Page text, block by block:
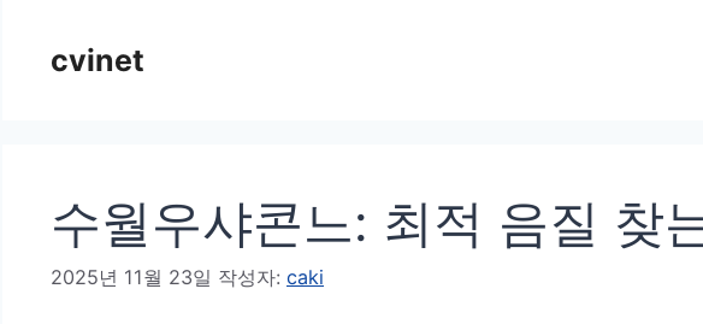
cvinet
수월우샤콘느: 최적 음질 찾
2025년 11월 23일 작성자: caki